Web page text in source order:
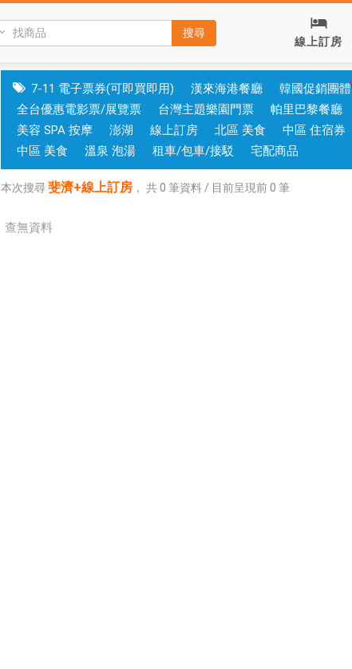
搜尋
線上訂房
7-11 電子票券(可即買即用) 漢來海港餐廳 韓國促銷團體
全台優惠電影票/展覽票
台灣主題樂園門票 帕里巴黎餐廳
美容 SPA 按摩
澎湖 線上訂房 北區 美食 中區 住宿券
中區 美食
溫泉 泡湯 租車/包車/接駁 宅配商品
本次搜尋 斐濟+線上訂房 ， 共0 筆資料 / 目前呈現前0 筆
查無資料